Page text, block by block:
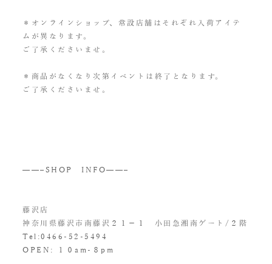
＊オンラインショップ、常設店舗はそれぞれ入荷アイテ
ムが異なります。
ご了承くださいませ。
＊商品がなくなり次第イベントは終了となります。
ご了承くださいませ。
——–SHOP INFO——–
藤沢店
神奈川県藤沢市南藤沢２１−１ 小田急湘南ゲート/２階
Tel:0466-52-5494
OPEN: １０am-８pm